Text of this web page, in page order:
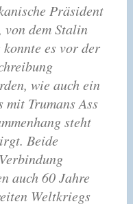
Präsident
von dem Stalin
es vor der
wie auch ein
mit Trumans Ass
steht
Beide
auch 60 Jahre
Weltkriegs